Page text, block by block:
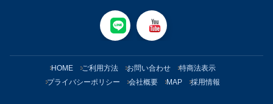
HOME ご利用方法 お問い合わせ
特商法表示
プライバシーポリシー
会社概要 MAP 採用情報